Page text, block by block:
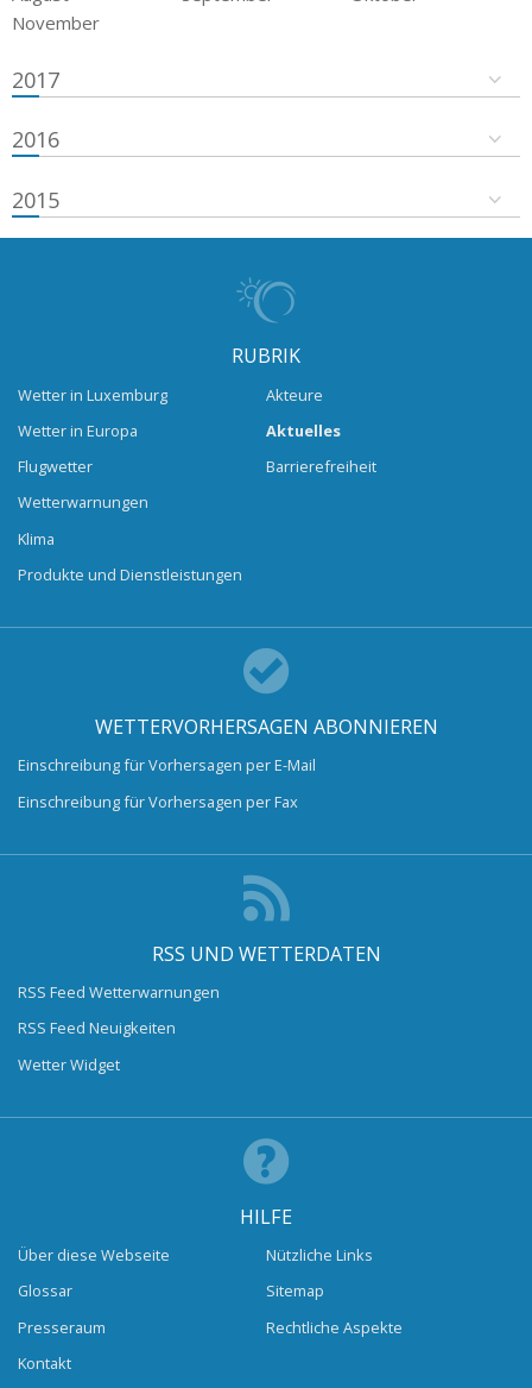
November
2017
2016
2015
RUBRIK
Wetter in Luxemburg
Wetter in Europa
Flugwetter
Wetterwarnungen
Klima
Produkte und Dienstleistungen
Akteure
Aktuelles
Barrierefreiheit
WETTERVORHERSAGEN ABONNIEREN
Einschreibung für Vorhersagen per E-Mail
Einschreibung für Vorhersagen per Fax
RSS UND WETTERDATEN
RSS Feed Wetterwarnungen
RSS Feed Neuigkeiten
Wetter Widget
HILFE
Über diese Webseite
Glossar
Presseraum
Kontakt
Nützliche Links
Sitemap
Rechtliche Aspekte